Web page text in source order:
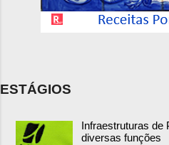
ESTÁGIOS
Infraestruturas de
diversas funções